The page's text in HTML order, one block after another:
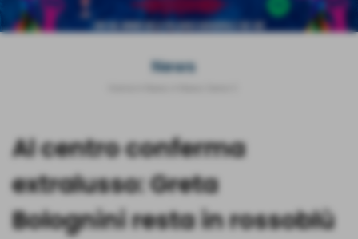
News
Al centro conferma
extralusso: Greta
Bolognini resta in rossoblù